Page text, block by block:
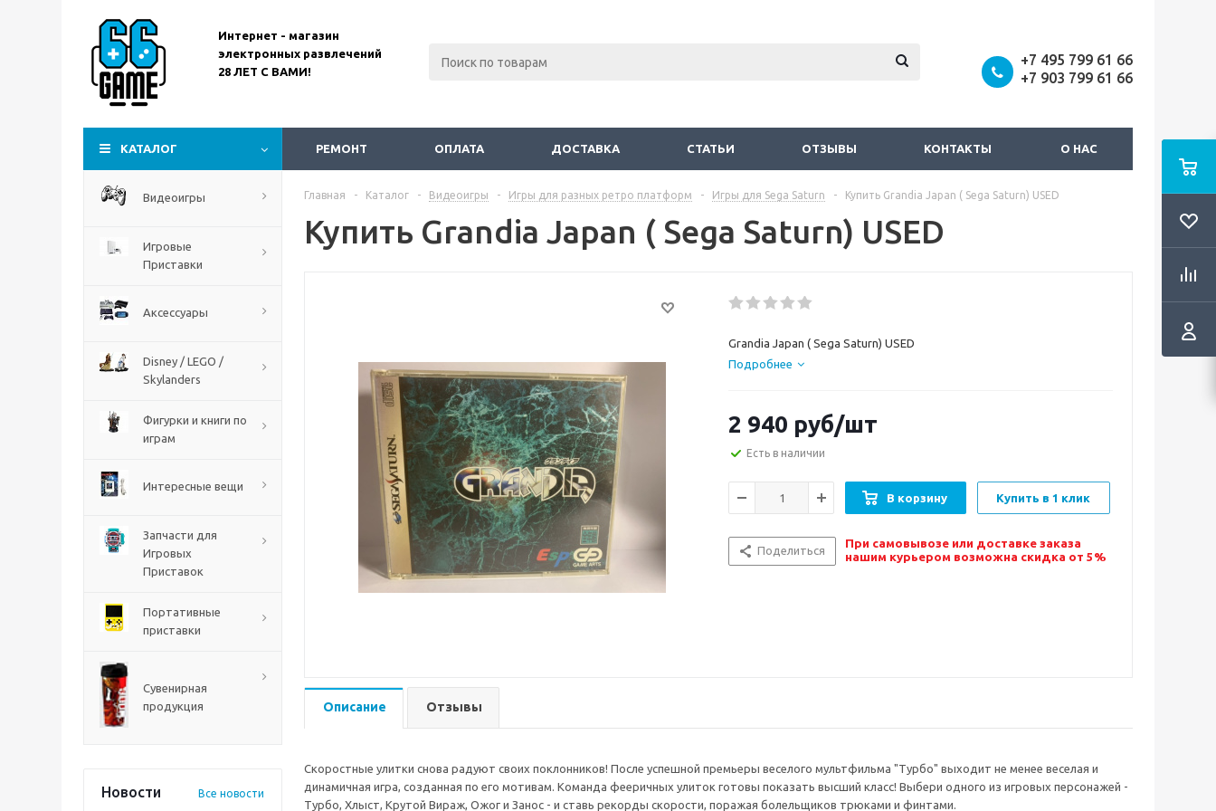
Интернет - магазин
электронных развлечений
28 ЛЕТ С ВАМИ!
+7 495 799 61 66
+7 903 799 61 66
КАТАЛОГ РЕМОНТ ОПЛАТА ДОСТАВКА СТАТЬИ ОТЗЫВЫ КОНТАКТЫ О НАС
Видеоигры
Игровые
Приставки
Аксессуары
Disney / LEGO /
Skylanders
Фигурки и книги по
играм
Интересные вещи
Запчасти для
Игровых
Приставок
Портативные
приставки
Сувенирная
продукция
Новости Все новости
The Blood of Dawnwalker
Главная - Каталог - Видеоигры - Игры для разных ретро платформ - Игры для Sega Saturn - Купить Grandia Japan ( Sega Saturn) USED
Купить Grandia Japan ( Sega Saturn) USED
Grandia Japan ( Sega Saturn) USED
Подробнее
2 940 руб/шт
Есть в наличии
В корзину Купить в 1 клик
Поделиться
При самовывозе или доставке заказа
нашим курьером возможна скидка от 5%
Описание Отзывы
Скоростные улитки снова радуют своих поклонников! После успешной премьеры веселого мультфильма "Турбо" выходит не менее веселая и
динамичная игра, созданная по его мотивам. Команда фееричных улиток готовы показать высший класс! Выбери одного из игровых персонажей -
Турбо, Хлыст, Крутой Вираж, Ожог и Занос - и ставь рекорды скорости, поражая болельщиков трюками и финтами.